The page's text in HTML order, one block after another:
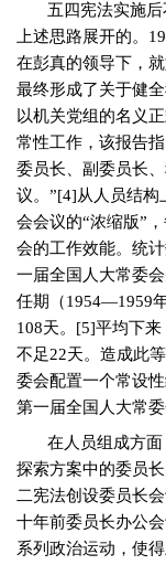
五四宪法实施
上述思路展开的。
在彭真的领导下，
最终形成了关于健
以机关党组的名义
常性工作，该报告
委员长、副委员长
议。”[4]从人员结构
会会议的“浓缩版”
会的工作效能。统
一届全国人大常委
任期（1954—1959
108天。 [5]平均下来
不足22天。造成此
委会配置一个常设
第一届全国人大常
在人员组成方
探索方案中的委员
二宪法创设委员长
十年前委员长办公
系列政治运动，使